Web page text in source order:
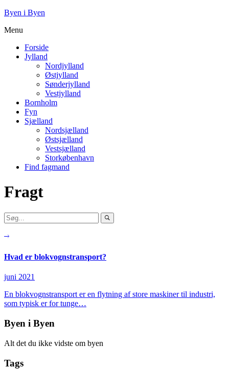
Byen i Byen
Menu
Forside
Jylland
Nordjylland
Østjylland
Sønderjylland
Vestjylland
Bornholm
Fyn
Sjælland
Nordsjælland
Østsjælland
Vestsjælland
Storkøbenhavn
Find fagmand
Fragt
Hvad er blokvognstransport?
juni 2021
En blokvognstransport er en flytning af store maskiner til industri,
som typisk er for tunge…
Byen i Byen
Alt det du ikke vidste om byen
Tags